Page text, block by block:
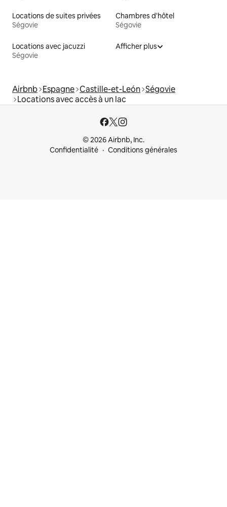
Locations de suites privées
Ségovie
Chambres d'hôtel
Ségovie
Locations avec jacuzzi
Ségovie
Afficher plus
Airbnb Espagne Castille-et-León Ségovie
Locations avec accès à un lac
© 2026 Airbnb, Inc.
Confidentialité
Conditions générales